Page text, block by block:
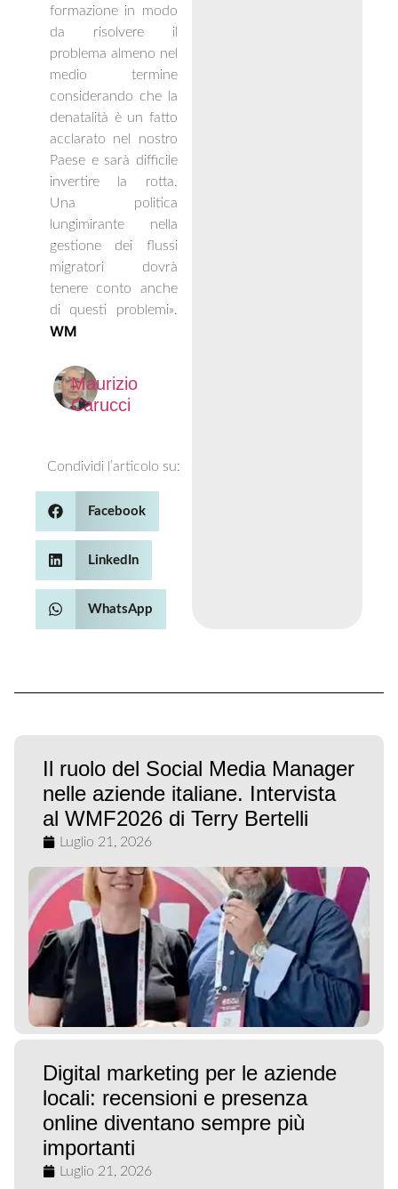
formazione in modo
da risolvere il
problema almeno nel
medio termine
considerando che la
denatalità è un fatto
acclarato nel nostro
Paese e sarà difficile
invertire la rotta.
Una politica
lungimirante nella
gestione dei flussi
migratori dovrà
tenere conto anche
di questi problemi».
WM
Maurizio
Carucci
Condividi l’articolo su:
Facebook
LinkedIn
WhatsApp
Il ruolo del Social Media Manager
nelle aziende italiane. Intervista
al WMF2026 di Terry Bertelli
Luglio 21, 2026
Digital marketing per le aziende
locali: recensioni e presenza
online diventano sempre più
importanti
Luglio 21, 2026